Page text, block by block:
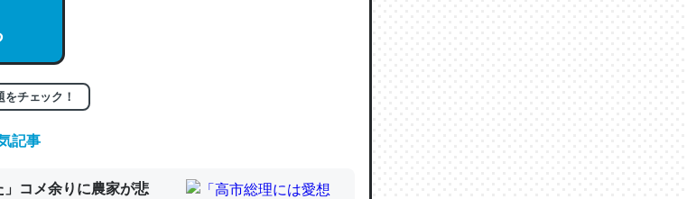
と英語小説100ページ分くらい。小説でいう「ずっと前
期記憶というには多い分量。進化すればするほど分かり
チェック！
記事
」コメ余りに農家が悲